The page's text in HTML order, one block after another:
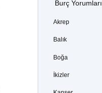
Burç Yorumları
Akrep
Balık
Boğa
İkizler